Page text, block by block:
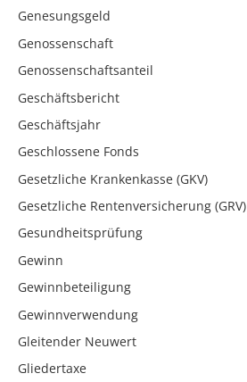
Genesungsgeld
Genossenschaft
Genossenschaftsanteil
Geschäftsbericht
Geschäftsjahr
Geschlossene Fonds
Gesetzliche Krankenkasse (GKV)
Gesetzliche Rentenversicherung (GRV)
Gesundheitsprüfung
Gewinn
Gewinnbeteiligung
Gewinnverwendung
Gleitender Neuwert
Gliedertaxe